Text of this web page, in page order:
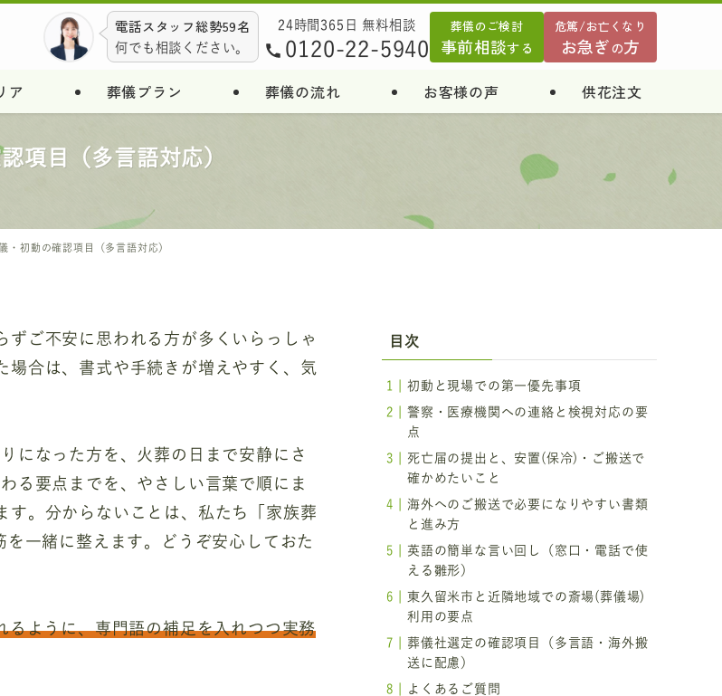
ア 葬儀プラン 葬儀の流れ お客様の声 供花注文
電話スタッフ総勢59名
何でも相談ください。
24時間365日 無料相談
0120-22-5940
葬儀のご検討
事前相談する
危篤/お亡くなり
お急ぎの方
項目（多言語対応）
・初動の確認項目（多言語対応）
ご不安に思われる方が多くいらっしゃ
場合は、書式や手続きが増えやすく、気
になった方を、火葬の日まで安静にさ
る要点までを、やさしい言葉で順にま
す。分からないことは、私たち「家族葬
一緒に整えます。どうぞ安心しておた
ように、専門語の補足を入れつつ実務
目次
初動と現場での第一優先事項
警察・医療機関への連絡と検視対応の要
点
死亡届の提出と、安置(保冷)・ご搬送で
確かめたいこと
海外へのご搬送で必要になりやすい書類
と進み方
英語の簡単な言い回し（窓口・電話で使
える雛形）
東久留米市と近隣地域での斎場(葬儀場)
利用の要点
葬儀社選定の確認項目（多言語・海外搬
送に配慮）
よくあるご質問